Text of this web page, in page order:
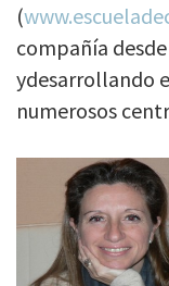
(
compañía
ydesarrollando
numerosos